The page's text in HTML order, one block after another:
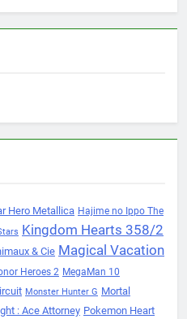
Hero Metallica Hajime no Ippo The
Kingdom Hearts 358/2
& Cie Magical Vacation
Heroes 2 MegaMan 10
Monster Hunter G Mortal
: Ace Attorney Pokemon Heart